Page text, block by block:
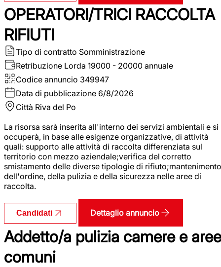
OPERATORI/TRICI RACCOLTA
RIFIUTI
Tipo di contratto Somministrazione
Retribuzione Lorda 19000 - 20000 annuale
Codice annuncio 349947
Data di pubblicazione 6/8/2026
Città Riva del Po
La risorsa sarà inserita all'interno dei servizi ambientali e si
occuperà, in base alle esigenze organizzative, di attività
quali: supporto alle attività di raccolta differenziata sul
territorio con mezzo aziendale;verifica del corretto
smistamento delle diverse tipologie di rifiuto;mantenimento
dell'ordine, della pulizia e della sicurezza nelle aree di
raccolta.
Candidati Dettaglio annuncio
Addetto/a pulizia camere e aree
comuni